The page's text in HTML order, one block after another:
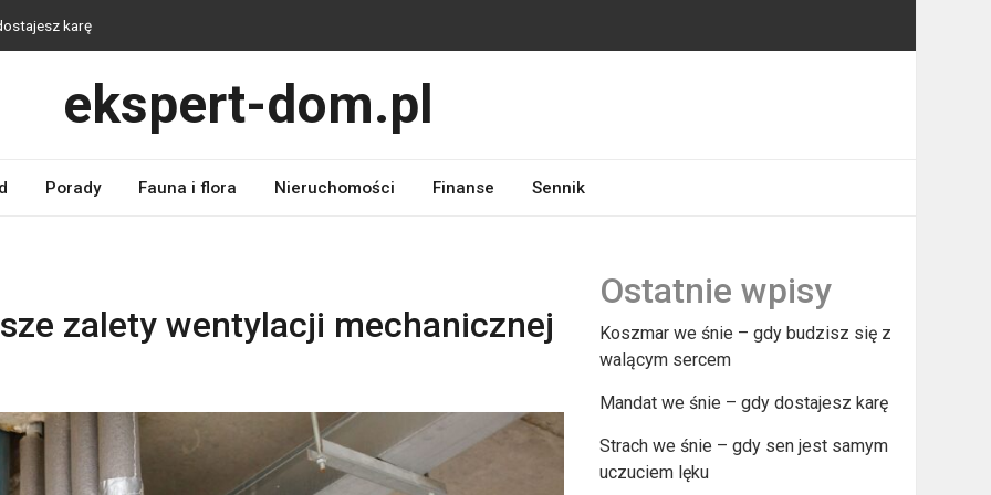
karę
– gdy ktoś depcze ci po piętach
staje przed tobą mundur
ekspert-dom.pl
Porady Fauna i flora Nieruchomości Finanse Sennik
zalety wentylacji mechanicznej
Ostatnie wpisy
Koszmar we śnie – gdy budzisz się z
walącym sercem
Mandat we śnie – gdy dostajesz karę
Strach we śnie – gdy sen jest samym
uczuciem lęku